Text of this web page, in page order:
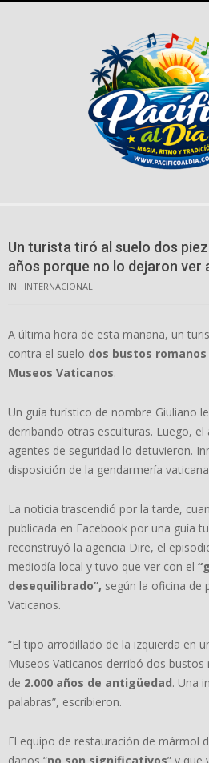
Un turista tiró al suelo dos
años porque no lo dejaron ver
IN: INTERNACIONAL
A última hora de esta mañana, un
contra el suelo dos bustos
Museos Vaticanos.
Un guía turístico de nombre Giuliano
derribando otras esculturas. Luego,
agentes de seguridad lo detuvieron.
disposición de la gendarmería
La noticia trascendió por la tarde,
publicada en Facebook por una guía
reconstruyó la agencia Dire, el
mediodía local y tuvo que ver con el
desequilibrado”, según la oficina de
Vaticanos.
“El tipo arrodillado de la izquierda en
Museos Vaticanos derribó dos
de 2.000 años de antigüedad. Una
palabras”, escribieron.
El equipo de restauración de mármol